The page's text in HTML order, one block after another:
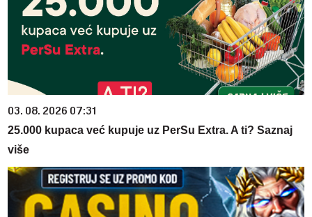
03. 08. 2026 07:31
25.000 kupaca već kupuje uz PerSu Extra. A ti? Saznaj
više